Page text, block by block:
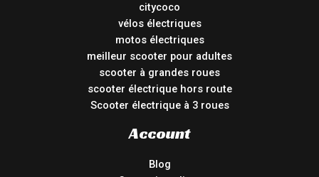
citycoco
vélos électriques
motos électriques
meilleur scooter pour adultes
scooter à grandes roues
scooter électrique hors route
Scooter électrique à 3 roues
Account
Blog